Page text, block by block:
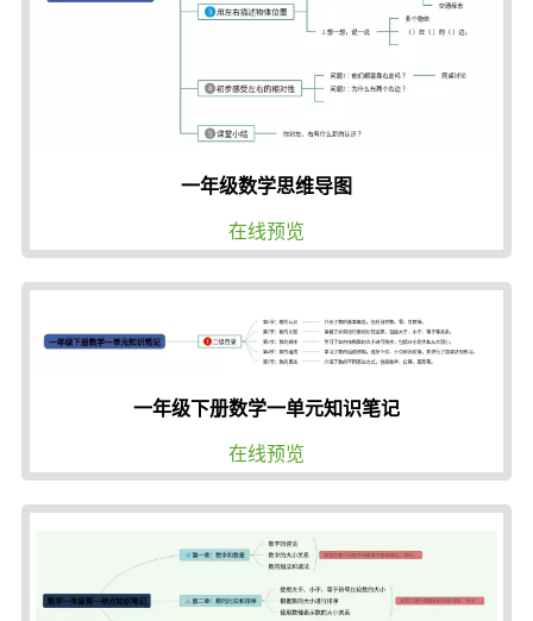
一年级数学思维导图
在线预览
一年级下册数学一单元知识笔记
在线预览